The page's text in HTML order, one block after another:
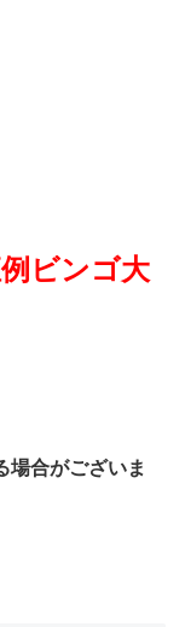
ビンゴ大
場合がございま